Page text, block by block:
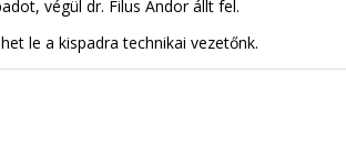
végül dr. Filus Andor állt fel.
le a kispadra technikai vezetőnk.